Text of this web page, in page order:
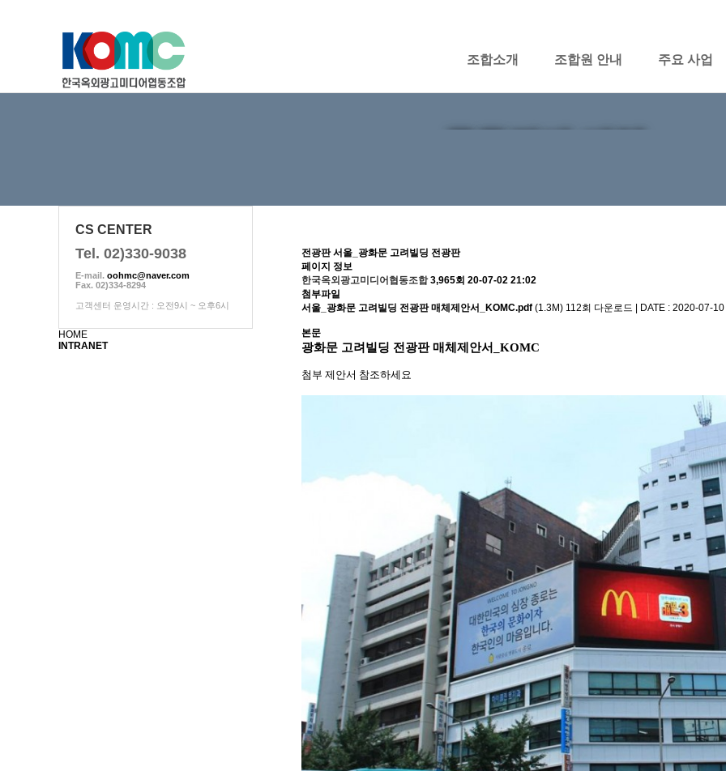
조합소개 조합원 안내 주요 사업
하위분류
전광판 서울_광화문 고려빌딩 전광판
페이지 정보
한국옥외광고미디어협동조합 3,965회 20-07-02 21:02
첨부파일
서울_광화문 고려빌딩 전광판 매체제안서_KOMC.pdf (1.3M) 112회 다운로드 | DATE : 2020-07-
본문
광화문 고려빌딩 전광판 매체제안서_KOMC
첨부 제안서 참조하세요
CS CENTER
Tel. 02)330-9038
E-mail. oohmc@naver.com
Fax. 02)334-8294
고객센터 운영시간 : 오전9시 ~ 오후6시
HOME
INTRANET